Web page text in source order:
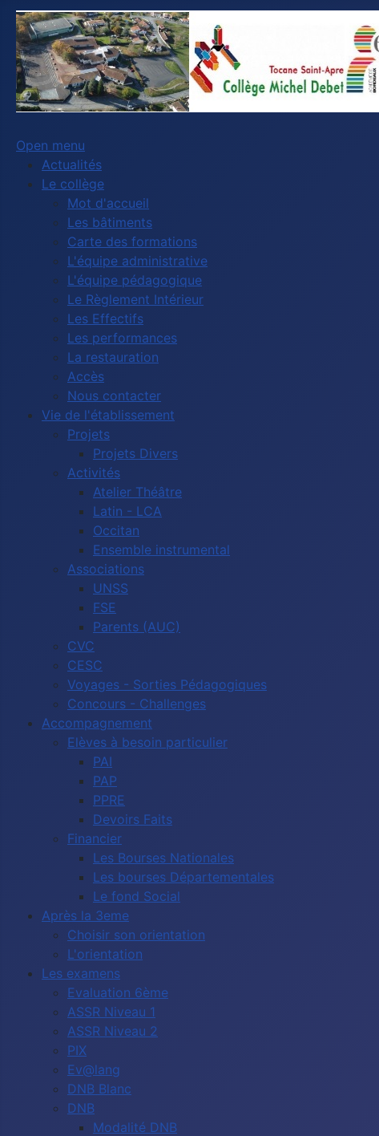
Open menu
Actualités
Le collège
Mot d'accueil
Les bâtiments
Carte des formations
L'équipe administrative
L'équipe pédagogique
Le Règlement Intérieur
Les Effectifs
Les performances
La restauration
Accès
Nous contacter
Vie de l'établissement
Projets
Projets Divers
Activités
Atelier Théâtre
Latin - LCA
Occitan
Ensemble instrumental
Associations
UNSS
FSE
Parents (AUC)
CVC
CESC
Voyages - Sorties Pédagogiques
Concours - Challenges
Accompagnement
Elèves à besoin particulier
PAI
PAP
PPRE
Devoirs Faits
Financier
Les Bourses Nationales
Les bourses Départementales
Le fond Social
Après la 3eme
Choisir son orientation
L'orientation
Les examens
Evaluation 6ème
ASSR Niveau 1
ASSR Niveau 2
PIX
Ev@lang
DNB Blanc
DNB
Modalité DNB